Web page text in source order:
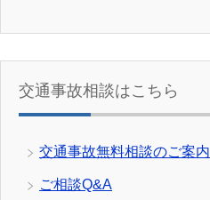
交通事故相談はこちら
交通事故無料相談のご案内
ご相談Q&A